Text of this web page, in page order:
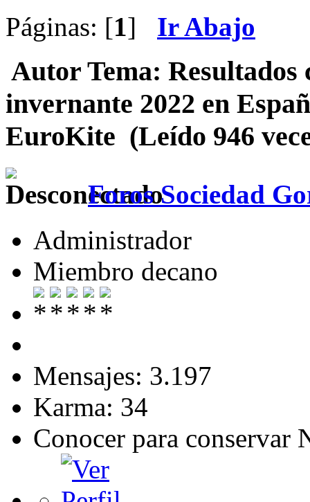
Páginas: [1] Ir Abajo
Autor Tema: Resultados
invernante 2022 en
EuroKite (Leído 946
Foros Sociedad
Administrador
Miembro decano
Mensajes: 3.197
Karma: 34
Conocer para conservar